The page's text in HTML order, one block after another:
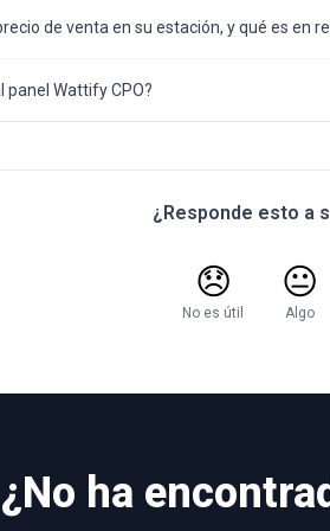
de venta en su estación, y qué es en
panel Wattify CPO?
¿Responde esto a
😞
No es útil
😐
Algo
¿No ha